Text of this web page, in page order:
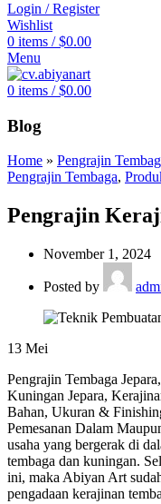
Login / Register
Wishlist
0 items / $0.00
Menu
0 items / $0.00
Blog
Home » Pengrajin
Pengrajin Tembaga,
Pengrajin
November 1, 2024
Posted by
13 Mei
Pengrajin Tembaga
Kuningan Jepara,
Bahan, Ukuran &
Pemesanan Dalam
usaha yang bergerak di
tembaga dan kuningan.
ini, maka Abiyan Art
pengadaan kerajinan